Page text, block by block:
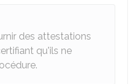
des attestations
qu'ils ne